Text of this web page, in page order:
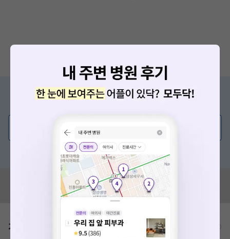
증상/치료, 궁금한 점이 있나요?
💬 무엇이든 물어보세요
혹은, 의료상담 서비스에 다양한 게시글 보러가기
혹시 잘못된 병원정보가 있나요?
모두닥 팀에 알려주세요!
가격표 비급여/급여 진료란?